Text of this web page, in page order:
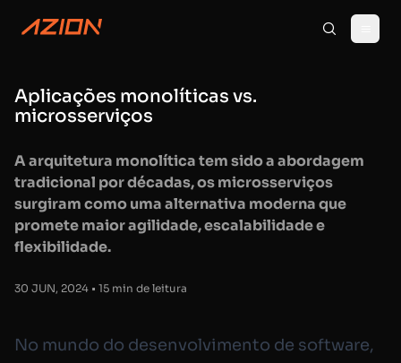
Aplicações monolíticas vs.
microsserviços
A arquitetura monolítica tem sido a abordagem
tradicional por décadas, os microsserviços
surgiram como uma alternativa moderna que
promete maior agilidade, escalabilidade e
flexibilidade.
30 JUN, 2024 • 15 min de leitura
No mundo do desenvolvimento de software,